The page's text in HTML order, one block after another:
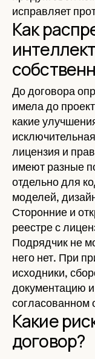
исправляет
Как
До договора
имела до
какие
лицензия и
имеют разные
отдельно для
моделей,
Сторонние и
реестре с
Подрядчик не
него нет. При
исходники,
документацию
согласованном
Какие
договор?